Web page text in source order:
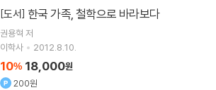
[도서] 한국 가족, 철학으로 바라보다
권용혁 저
이학사
2012.8.10.
10% 18,000원
200원